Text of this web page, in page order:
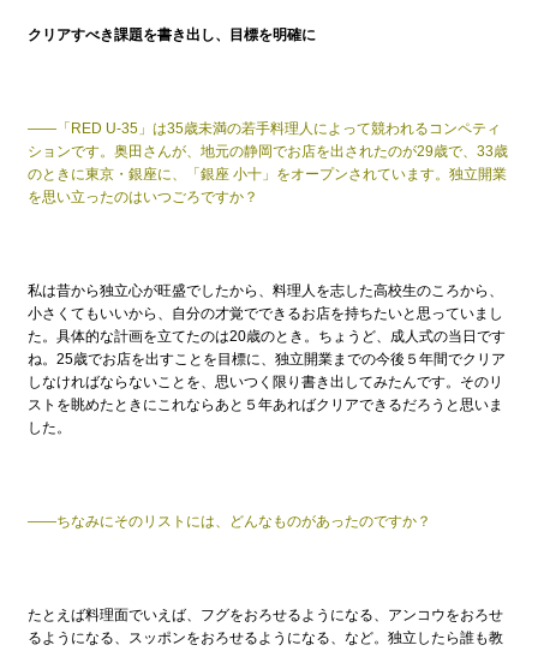
クリアすべき課題を書き出し、目標を明確に
——「RED U-35」は35歳未満の若手料理人によって競われるコンペティ
ションです。奥田さんが、地元の静岡でお店を出されたのが29歳で、33歳
のときに東京・銀座に、「銀座 小十」をオープンされています。独立開業
を思い立ったのはいつごろですか？
私は昔から独立心が旺盛でしたから、料理人を志した高校生のころから、
小さくてもいいから、自分の才覚でできるお店を持ちたいと思っていまし
た。具体的な計画を立てたのは20歳のとき。ちょうど、成人式の当日です
ね。25歳でお店を出すことを目標に、独立開業までの今後５年間でクリア
しなければならないことを、思いつく限り書き出してみたんです。そのリ
ストを眺めたときにこれならあと５年あればクリアできるだろうと思いま
した。
——ちなみにそのリストには、どんなものがあったのですか？
たとえば料理面でいえば、フグをおろせるようになる、アンコウをおろせ
るようになる、スッポンをおろせるようになる、など。独立したら誰も教